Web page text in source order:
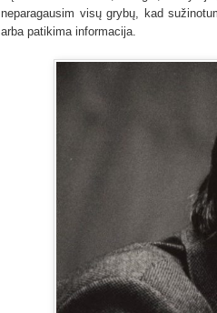
neparagausim visų grybų, kad
arba patikima informacija.